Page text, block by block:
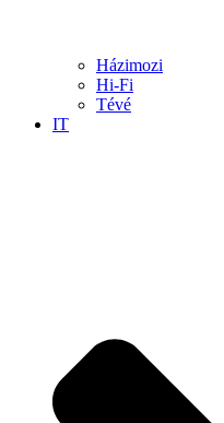
Házimozi
Hi-Fi
Tévé
IT